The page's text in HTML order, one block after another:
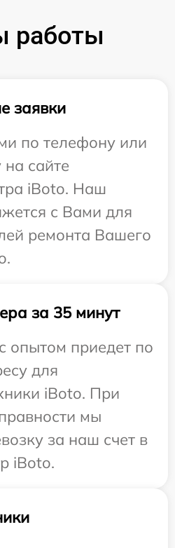
работы
заявки
по телефону или
на сайте
iBoto. Наш
с Вами для
ремонта Вашего
за 35 минут
опытом приедет по
для
iBoto. При
мы
за наш счет в
iBoto.